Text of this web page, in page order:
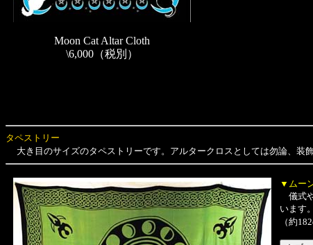
Moon Cat Altar Cloth
\6,000（税別）
タペストリー
大き目のサイズのタペストリーです。アルタークロスとしては勿論、装
▼ムー
儀式
います
（約